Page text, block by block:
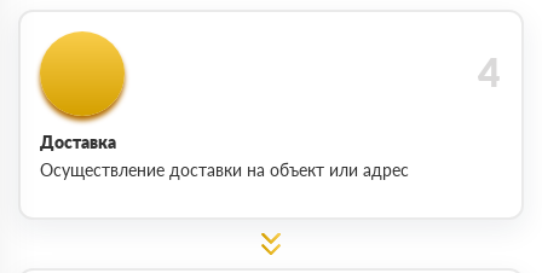
Доставка
Осуществление доставки на объект или адрес